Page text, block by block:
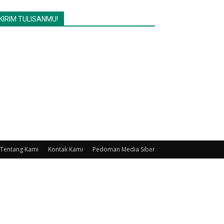
KIRIM TULISANMU!
Tentang Kami Kontak Kami Pedoman Media Siber